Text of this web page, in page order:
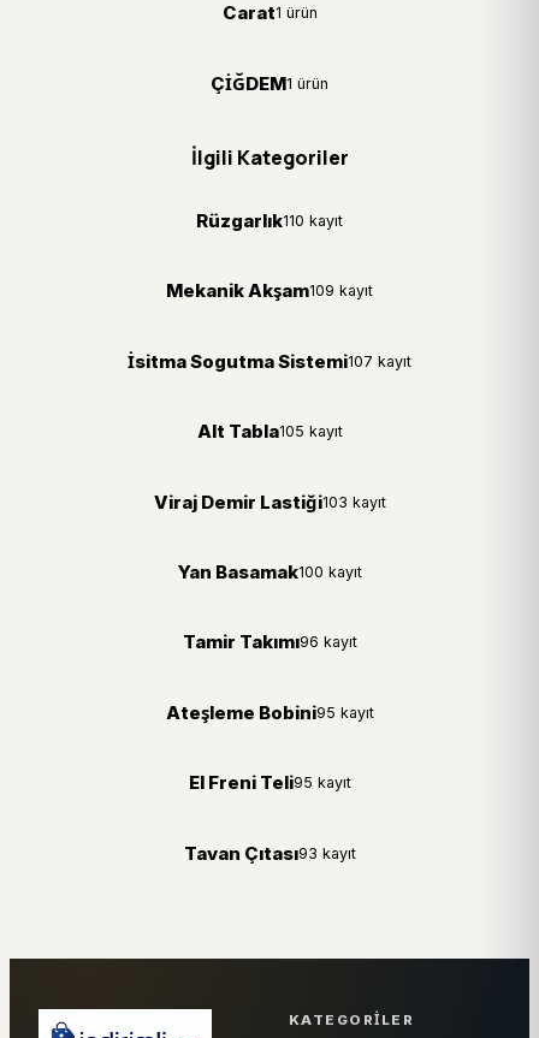
Carat1 ürün
ÇİĞDEM1 ürün
İlgili Kategoriler
Rüzgarlık110 kayıt
Mekanik Akşam109 kayıt
İsitma Sogutma Sistemi107 kayıt
Alt Tabla105 kayıt
Viraj Demir Lastiği103 kayıt
Yan Basamak100 kayıt
Tamir Takımı96 kayıt
Ateşleme Bobini95 kayıt
El Freni Teli95 kayıt
Tavan Çıtası93 kayıt
KATEGORILER